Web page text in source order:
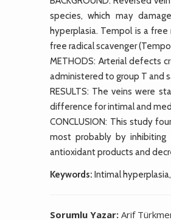
species, which may
hyperplasia. Tempol is a
free radical scavenger
METHODS: Arterial defects
administered to group T and
RESULTS: The veins were
difference for intimal and
CONCLUSION: This study
most probably by
antioxidant products and
Keywords: Intimal
Sorumlu Yazar:Arif